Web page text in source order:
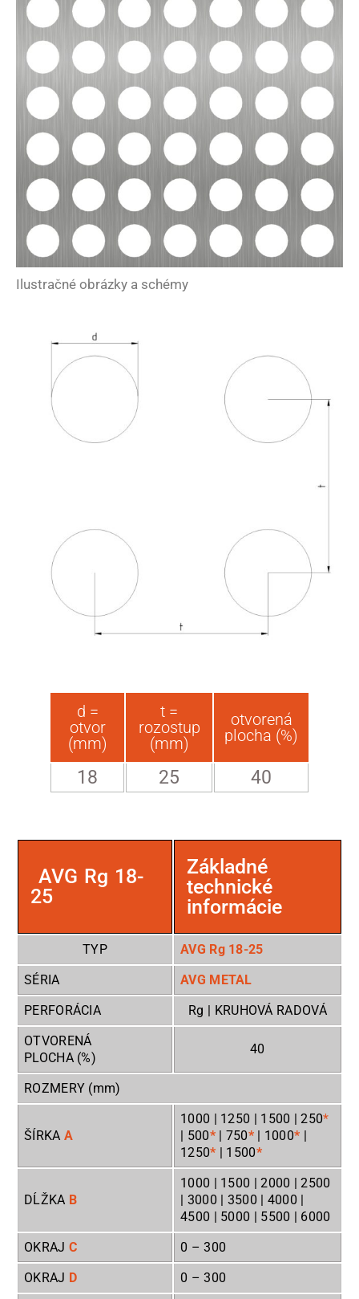
Ilustračné obrázky a schémy
d =
otvor
(mm)
t =
rozostup
(mm)
otvorená
plocha (%)
18 25 40
AVG Rg 18-
25
Základné
technické
informácie
TYP
AVG Rg 18-25
SÉRIA
AVG METAL
PERFORÁCIA
Rg | KRUHOVÁ RADOVÁ
OTVORENÁ
PLOCHA (%)
40
ROZMERY (mm)
ŠÍRKA A
1000 | 1250 | 1500 | 250*
| 500* | 750*| 1000* |
1250* | 1500*
DĹŽKA B
1000 | 1500 | 2000 | 2500
| 3000 | 3500 | 4000 |
4500 | 5000 | 5500 | 6000
OKRAJ C 0 – 300
OKRAJ D 0 – 300